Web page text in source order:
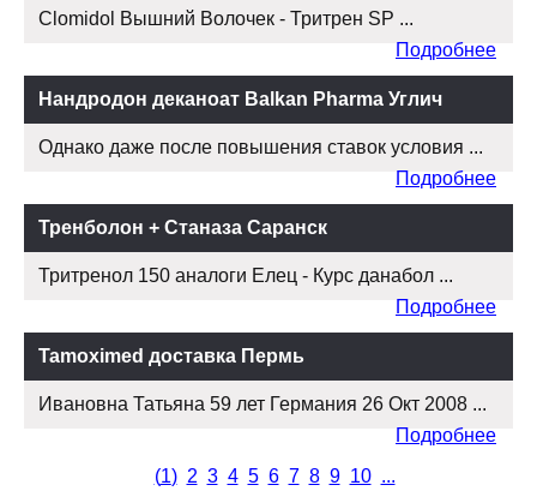
Clomidol Вышний Волочек - Тритрен SP ...
Подробнее
Нандродон деканоат Balkan Pharma Углич
Однако даже после повышения ставок условия ...
Подробнее
Тренболон + Станаза Саранск
Тритренол 150 аналоги Елец - Курс данабол ...
Подробнее
Tamoximed доставка Пермь
Ивановна Татьяна 59 лет Германия 26 Окт 2008 ...
Подробнее
(1) 2 3 4 5 6 7 8 9 10 ...